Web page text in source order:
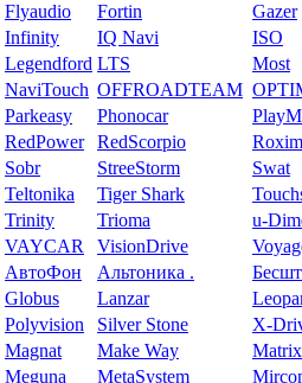
Flyaudio Fortin Gazer
Infinity IQ Navi ISO
Legendford LTS Most
NaviTouch OFFROADTEAM
Parkeasy Phonocar
RedPower RedScorpio
Sobr StreeStorm Swat
Teltonika Tiger Shark
Trinity Trioma u-
VAYCAR VisionDrive
АвтоФон Альтоника .
Globus Lanzar
Polyvision Silver Stone X-
Magnat Make Way Matrix
Meguna MetaSystem